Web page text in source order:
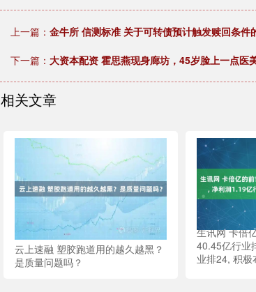
上一篇： 金牛所 信测标准 关于可转债预计触发赎回条件
下一篇： 大资本配资 霍思燕现身廊坊，45岁脸上一点
相关文章
云上速融 塑胶跑道用的越久越黑？
是质量问题吗？
生讯网 卡倍
40.45亿行业
业排24, 积极